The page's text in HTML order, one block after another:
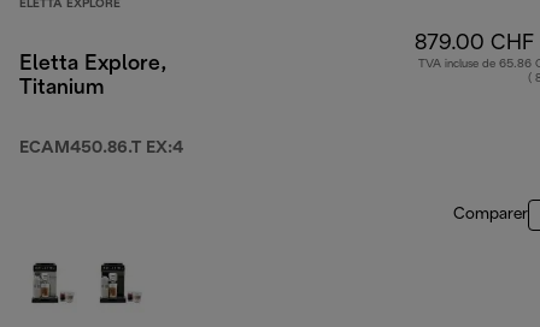
ELETTA EXPLORE
Eletta Explore,
Titanium
ECAM450.86.T EX:4
879.00 CHF
TVA incluse de 65.86
(
Comparer